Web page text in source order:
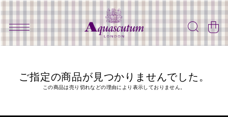
ご指定の商品が見つかりませんでした。
この商品は売り切れなどの理由により表示しておりません。